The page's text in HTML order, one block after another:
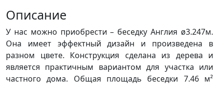
Описание
У нас можно приобрести – беседку Англия ø3.247м.
Она имеет эффектный дизайн и произведена в
разном цвете. Конструкция сделана из дерева и
является практичным вариантом для участка или
частного дома. Общая площадь беседки 7.46 м²